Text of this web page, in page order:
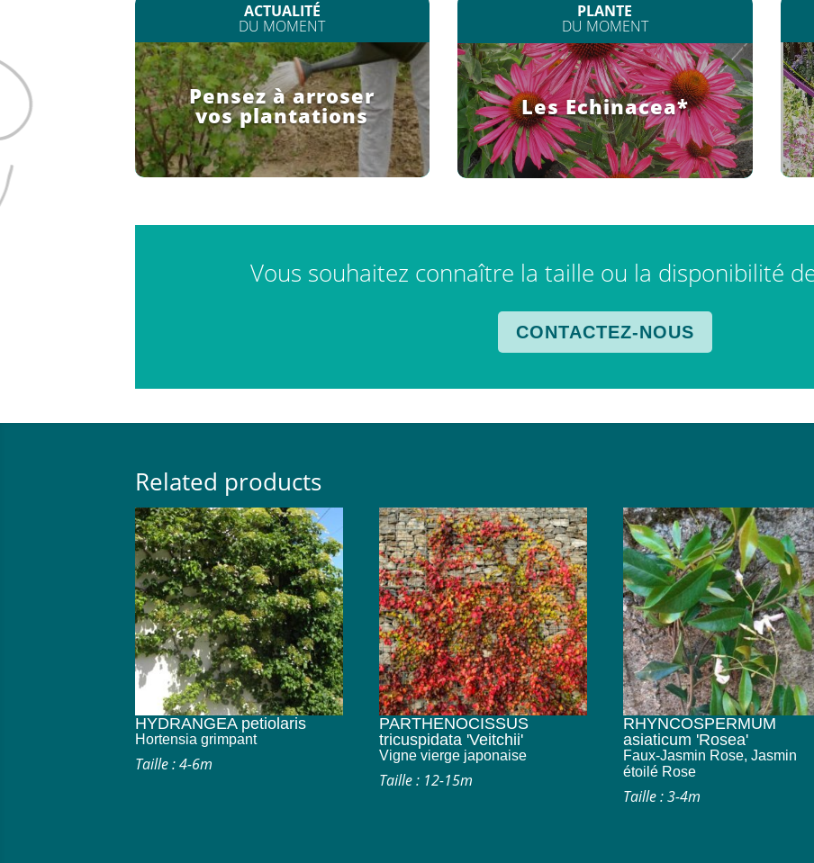
ACTUALITÉ
DU MOMENT
Pensez à arroser
vos plantations
PLANTE
DU MOMENT
Les Echinacea*
Vous souhaitez connaître la taille ou la disponibilité
CONTACTEZ-NOUS
Related products
HYDRANGEA petiolaris
Hortensia grimpant
Taille : 4-6m
PARTHENOCISSUS
tricuspidata 'Veitchii'
Vigne vierge japonaise
Taille : 12-15m
RHYNCOSPERMUM
asiaticum 'Rosea'
Faux-Jasmin Rose, Jasmin
étoilé Rose
Taille : 3-4m